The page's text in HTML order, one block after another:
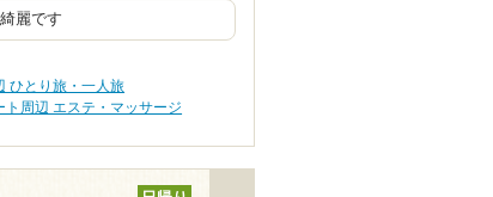
麗です
ひとり旅・一人旅
周辺 エステ・マッサージ